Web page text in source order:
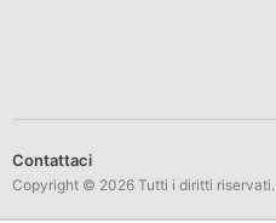
Contattaci
Copyright © 2026 Tutti i diritti riservati.